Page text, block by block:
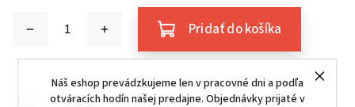
Náš eshop prevádzkujeme len v pracovné dni a podľa
otváracích hodín našej predajne. Objednávky prijaté v
Pridať do košíka